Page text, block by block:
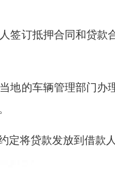
签订抵押合同和贷
地的车辆管理部门
将贷款发放到借款人